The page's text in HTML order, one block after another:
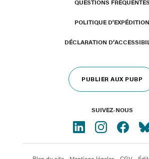
QUESTIONS FRÉQUENTES
POLITIQUE D'EXPÉDITION
DÉCLARATION
PUBLIER AUX PUBP
SUIVEZ-NOUS